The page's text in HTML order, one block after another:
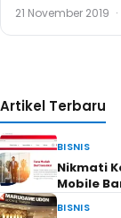
21 November 2019 ·
Artikel Terbaru
BISNIS
Nikmati
Mobile
BISNIS